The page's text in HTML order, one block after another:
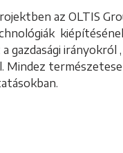
az OLTIS
gazdasági
Mindez